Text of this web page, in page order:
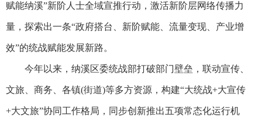
赋能纳溪”新阶人士全域宣推行动，激活新阶层网络传播力
量，探索出一条“政府搭台、新阶赋能、流量变现、产业增
效”的统战赋能发展新路。
今年以来，纳溪区委统战部打破部门壁垒，联动宣传、
文旅、商务、各镇(街道)等多方资源，构建“大统战+大宣传
+大文旅”协同工作格局，同步创新推出五项常态化运行机